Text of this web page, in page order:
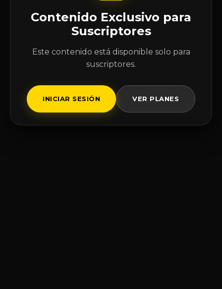
Contenido Exclusivo para
Suscriptores
Este contenido está disponible solo para
suscriptores.
INICIAR SESIÓN VER PLANES